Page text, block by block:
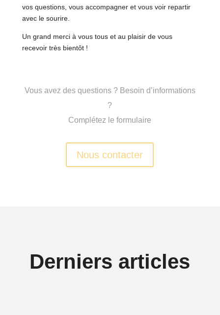
vos questions, vous accompagner et vous voir repartir
avec le sourire.
Un grand merci à vous tous et au plaisir de vous
recevoir très bientôt !
Vous avez des questions ? Besoin d’informations
?
Complétez le formulaire
Nous contacter
Derniers articles